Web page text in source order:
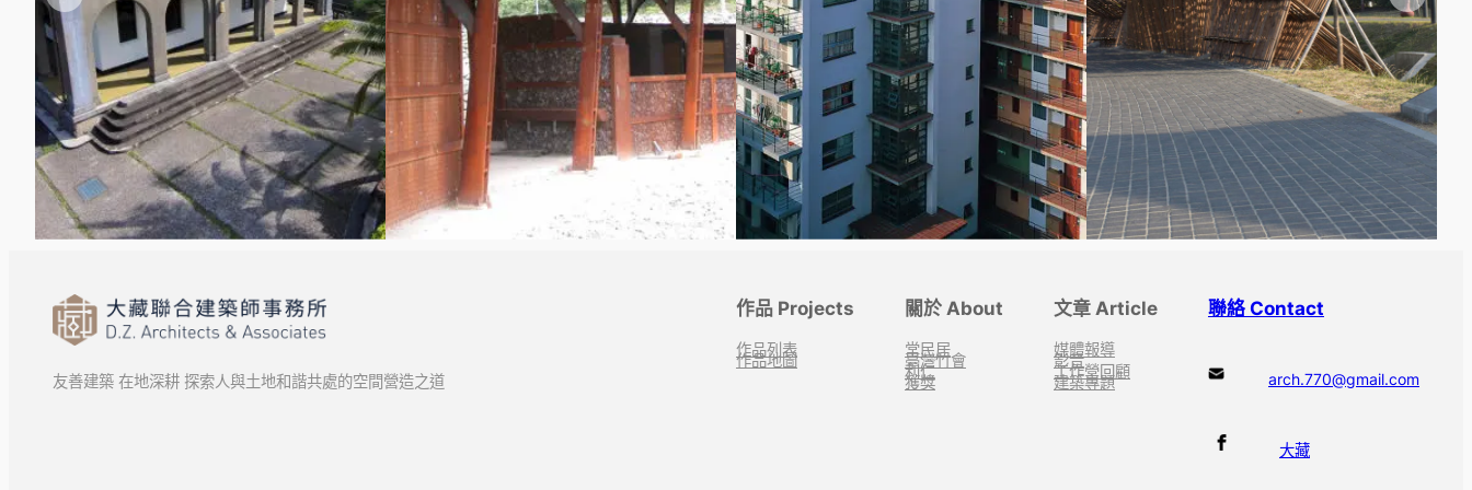
友善建築 在地深耕 探索人與土地和諧共處的空間營造之道
作品 Projects
作品列表
作品地圖
關於 About
常民居
臺灣竹會
利仁
獲獎
文章 Article
媒體報導
影音
工作營回顧
建築專題
聯絡 Contact
arch.770@gmail.com
大藏